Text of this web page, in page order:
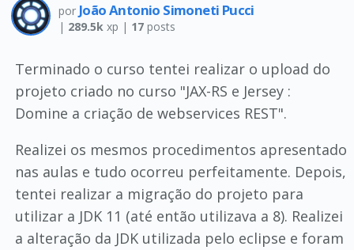
por João Antonio Simoneti Pucci
| 289.5kxp | 17posts
Terminado o curso tentei realizar o upload do
projeto criado no curso "JAX-RS e Jersey :
Domine a criação de webservices REST".
Realizei os mesmos procedimentos apresentado
nas aulas e tudo ocorreu perfeitamente. Depois,
tentei realizar a migração do projeto para
utilizar a JDK 11 (até então utilizava a 8). Realizei
a alteração da JDK utilizada pelo eclipse e foram